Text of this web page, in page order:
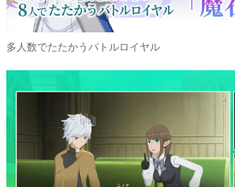
多人数でたたかうバトルロイヤル